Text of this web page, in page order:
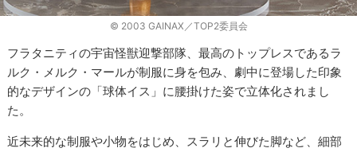
© 2003 GAINAX／TOP2委員会
フラタニティの宇宙怪獣迎撃部隊、最高のトップレスであるラ
ルク・メルク・マールが制服に身を包み、劇中に登場した印象
的なデザインの「球体イス」に腰掛けた姿で立体化されまし
た。
近未来的な制服や小物をはじめ、スラリと伸びた脚など、細部